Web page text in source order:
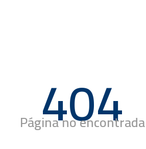
404
Página no encontrada